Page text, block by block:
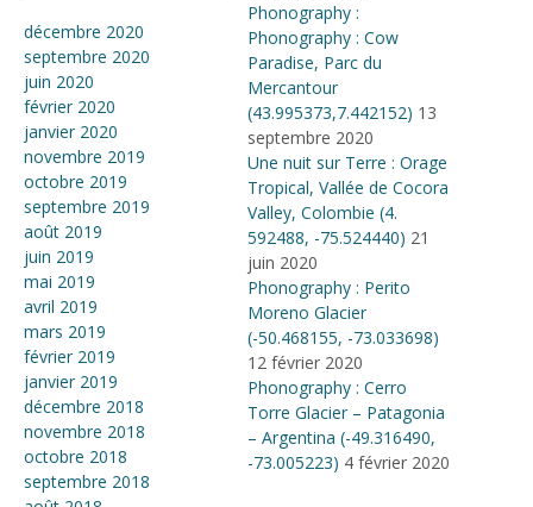
décembre 2020
septembre 2020
juin 2020
février 2020
janvier 2020
novembre 2019
octobre 2019
septembre 2019
août 2019
juin 2019
mai 2019
avril 2019
mars 2019
février 2019
janvier 2019
décembre 2018
novembre 2018
octobre 2018
septembre 2018
Phonography :
Phonography : Cow
Paradise, Parc du
Mercantour
(43.995373,7.442152) 13
septembre 2020
Une nuit sur Terre : Orage
Tropical, Vallée de Cocora
Valley, Colombie (4​.​
592488, -75​.​524440) 21
juin 2020
Phonography : Perito
Moreno Glacier
(-50.468155, -73.033698)
12 février 2020
Phonography : Cerro
Torre Glacier – Patagonia
– Argentina (-49.316490,
-73.005223) 4 février 2020